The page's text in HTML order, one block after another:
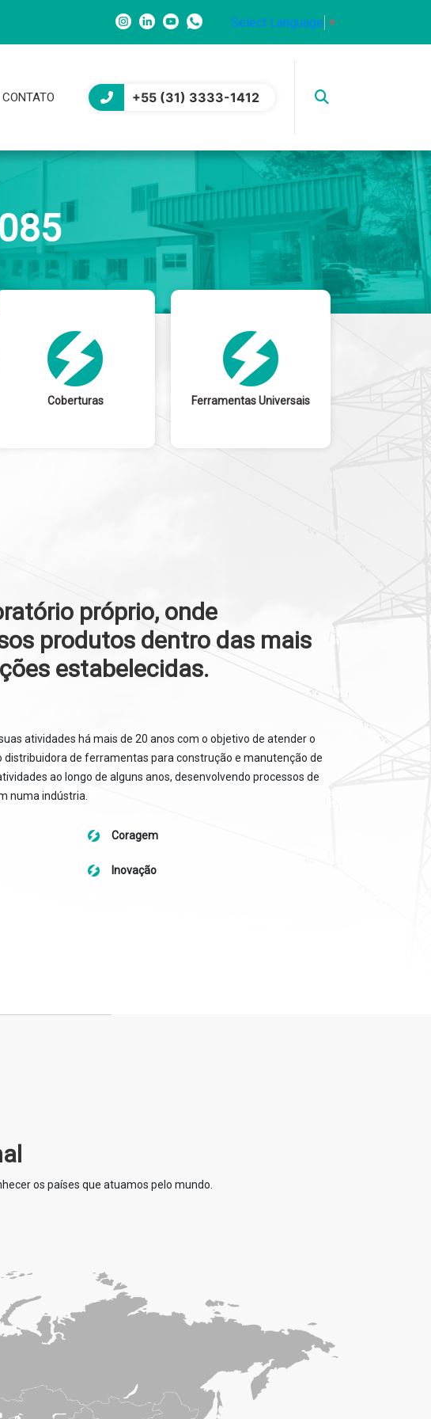
Select Language ▼
CONTATO +55 (31) 3333-1412
Coberturas Ferramentas Universais
próprio, onde
produtos dentro das mais
estabelecidas.
atividades há mais de 20 anos com o objetivo de atender o
distribuidora de ferramentas para construção e manutenção de
ao longo de alguns anos, desenvolvendo processos de
numa indústria.
Coragem
Inovação
os países que atuamos pelo mundo.